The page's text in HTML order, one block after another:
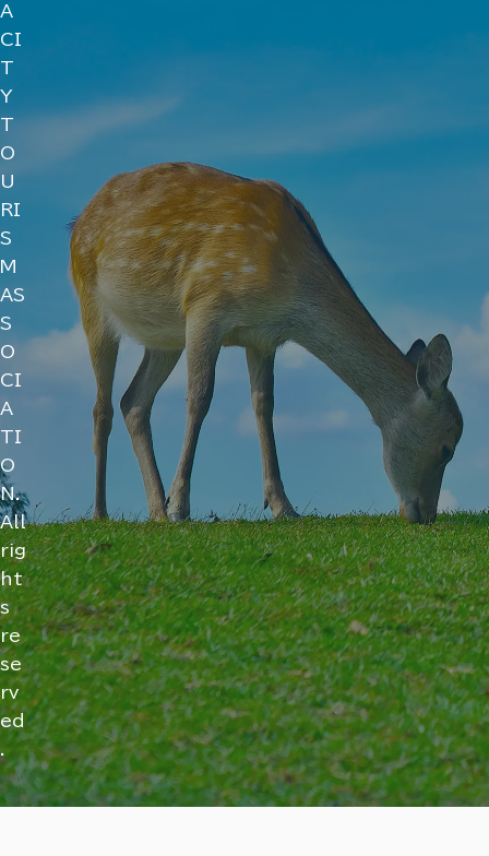
A
CI
T
Y
T
O
U
RI
S
M
AS
S
O
CI
A
TI
O
N.
All
rig
ht
s
re
se
rv
ed
.